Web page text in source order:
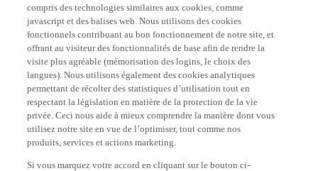
compris des technologies similaires aux cookies, comme
javascript et des balises web. Nous utilisons des cookies
fonctionnels contribuant au bon fonctionnement de notre site, et
offrant au visiteur des fonctionnalités de base afin de rendre la
visite plus agréable (mémorisation des logins, le choix des
langues). Nous utilisons également des cookies analytiques
permettant de récolter des statistiques d’utilisation tout en
respectant la législation en matière de la protection de la vie
privée. Ceci nous aide à mieux comprendre la manière dont vous
utilisez notre site en vue de l’optimiser, tout comme nos
produits, services et actions marketing.
Si vous marquez votre accord en cliquant sur le bouton ci-